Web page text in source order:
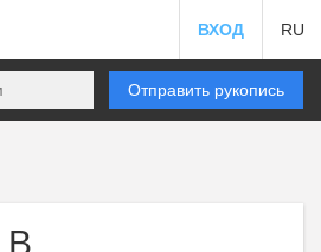
ВХОД RU
Отправить рукопись
В